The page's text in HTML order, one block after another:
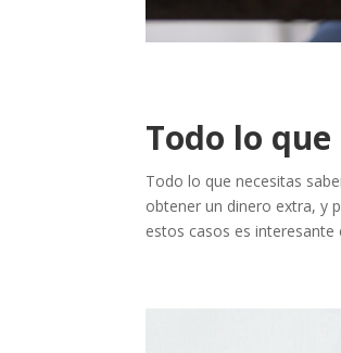
Todo lo
Todo lo que necesitas
obtener un dinero extra, y
estos casos es interesante